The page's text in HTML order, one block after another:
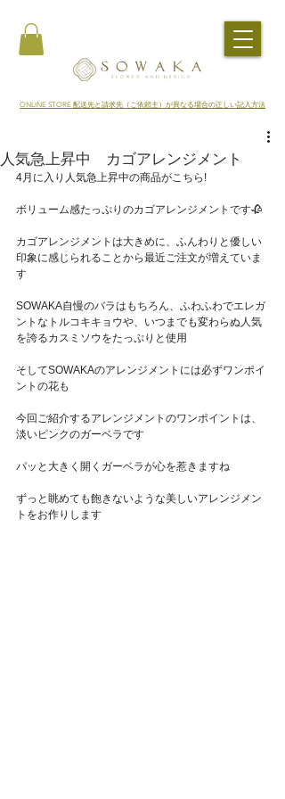
​ONLINE STORE 配送先と請求先（ご依頼主）が異なる場合の正しい記入方法
Featured Posts
人気急上昇中 カゴアレンジメント
4月に入り人気急上昇中の商品がこちら!
ボリューム感たっぷりのカゴアレンジメントです🥀
カゴアレンジメントは大きめに、ふんわりと優しい
印象に感じられることから最近ご注文が増えていま
す
SOWAKA自慢のバラはもちろん、ふわふわでエレガ
ントなトルコキキョウや、いつまでも変わらぬ人気
を誇るカスミソウをたっぷりと使用
そしてSOWAKAのアレンジメントには必ずワンポイ
ントの花も
今回ご紹介するアレンジメントのワンポイントは、
淡いピンクのガーベラです
パッと大きく開くガーベラが心を惹きますね
ずっと眺めても飽きないような美しいアレンジメン
トをお作りします